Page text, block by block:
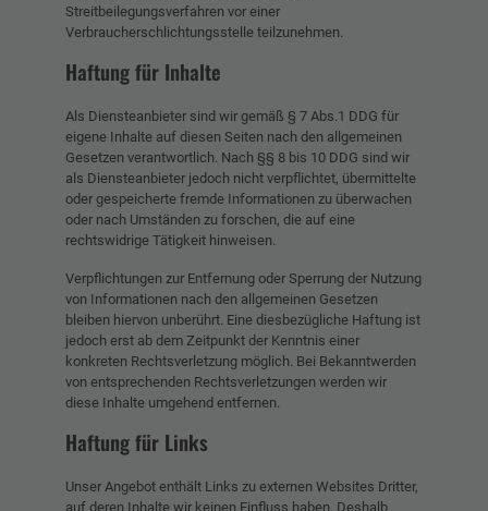
Streitbeilegungsverfahren vor einer
Verbraucherschlichtungsstelle teilzunehmen.
Haftung für Inhalte
Als Diensteanbieter sind wir gemäß § 7 Abs.1 DDG für
eigene Inhalte auf diesen Seiten nach den allgemeinen
Gesetzen verantwortlich. Nach §§ 8 bis 10 DDG sind wir
als Diensteanbieter jedoch nicht verpflichtet, übermittelte
oder gespeicherte fremde Informationen zu überwachen
oder nach Umständen zu forschen, die auf eine
rechtswidrige Tätigkeit hinweisen.
Verpflichtungen zur Entfernung oder Sperrung der Nutzung
von Informationen nach den allgemeinen Gesetzen
bleiben hiervon unberührt. Eine diesbezügliche Haftung ist
jedoch erst ab dem Zeitpunkt der Kenntnis einer
konkreten Rechtsverletzung möglich. Bei Bekanntwerden
von entsprechenden Rechtsverletzungen werden wir
diese Inhalte umgehend entfernen.
Haftung für Links
Unser Angebot enthält Links zu externen Websites Dritter,
auf deren Inhalte wir keinen Einfluss haben. Deshalb